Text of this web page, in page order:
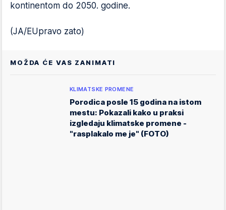
kontinentom do 2050. godine.
(JA/EUpravo zato)
MOŽDA ĆE VAS ZANIMATI
KLIMATSKE PROMENE
Porodica posle 15 godina na istom
mestu: Pokazali kako u praksi
izgledaju klimatske promene -
"rasplakalo me je" (FOTO)